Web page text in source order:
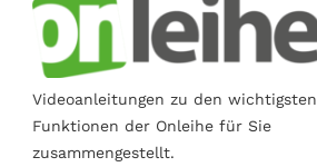
Videoanleitungen zu den wichtigsten
Funktionen der Onleihe für Sie
zusammengestellt.